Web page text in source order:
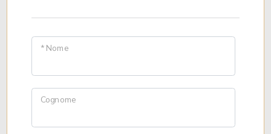
* Nome
Cognome